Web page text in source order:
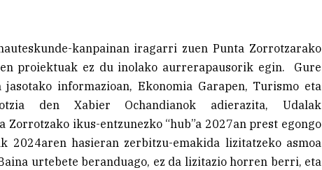
kanpainan iragarri zuen Punta Zorrotzarako
proiektuak ez du inolako aurrerapausorik egin. Gure
informazioan, Ekonomia Garapen, Turismo eta
den Xabier Ochandianok adierazita, Udalak
Zorrotzako ikus-entzunezko “hub”a 2027an prest egongo
2024aren hasieran zerbitzu-emakida lizitatzeko asmoa
urtebete beranduago, ez da lizitazio horren berri, eta